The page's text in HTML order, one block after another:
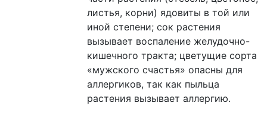
листья, корни) ядовиты в той или
иной степени; сок растения
вызывает воспаление желудочно-
кишечного тракта; цветущие сорта
«мужского счастья» опасны для
аллергиков, так как пыльца
растения вызывает аллергию.